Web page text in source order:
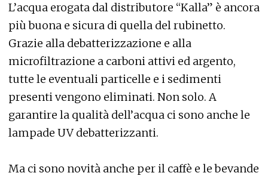
L’acqua erogata dal distributore “Kalla” è ancora
più buona e sicura di quella del rubinetto.
Grazie alla debatterizzazione e alla
microfiltrazione a carboni attivi ed argento,
tutte le eventuali particelle e i sedimenti
presenti vengono eliminati. Non solo. A
garantire la qualità dell’acqua ci sono anche le
lampade UV debatterizzanti.
Ma ci sono novità anche per il caffè e le bevande